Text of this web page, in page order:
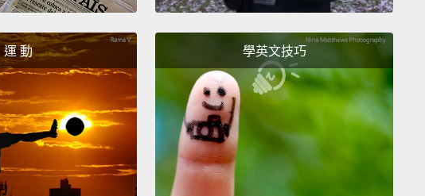
運 動 學英文技巧